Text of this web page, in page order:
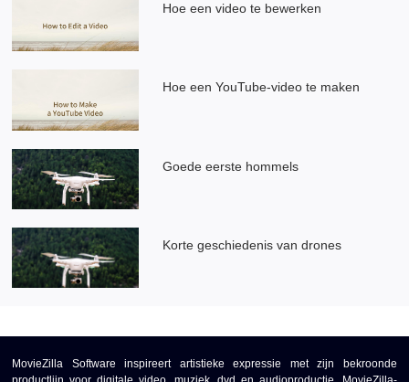
Hoe een video te bewerken
Hoe een YouTube-video te maken
Goede eerste hommels
Korte geschiedenis van drones
MovieZilla Software inspireert artistieke expressie met zijn bekroonde